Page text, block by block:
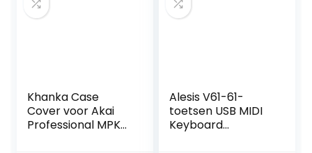
Khanka Case
Cover voor Akai
Professional MPK
Alesis V61-61-
toetsen USB MIDI
Keyboard